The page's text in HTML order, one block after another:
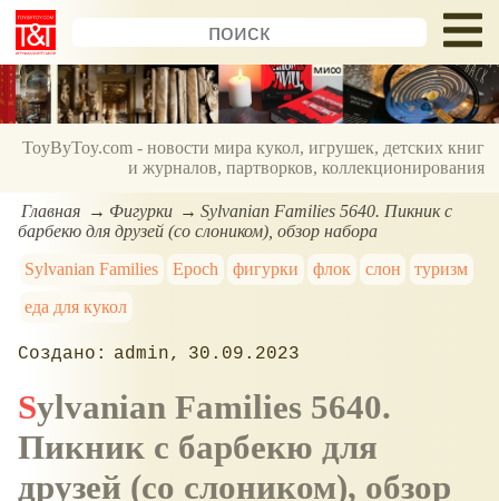
ToyByToy.com - новости мира кукол, игрушек, детских книг
и журналов, партворков, коллекционирования
Главная Фигурки
Sylvanian Families 5640. Пикник с
барбекю для друзей (со слоником), обзор набора
Sylvanian Families
Epoch фигурки флок слон
туризм
еда для кукол
admin 30.09.2023
Sylvanian Families 5640.
Пикник с барбекю для
друзей (со слоником), обзор